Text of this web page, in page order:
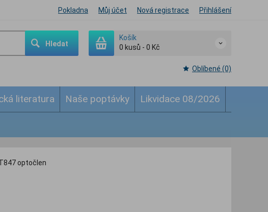
Pokladna Můj účet Nová registrace Přihlášení
Hledat
Košík
0 kusů - 0 Kč
Oblíbené (0)
literatura Naše poptávky Likvidace 08/2026
optočlen